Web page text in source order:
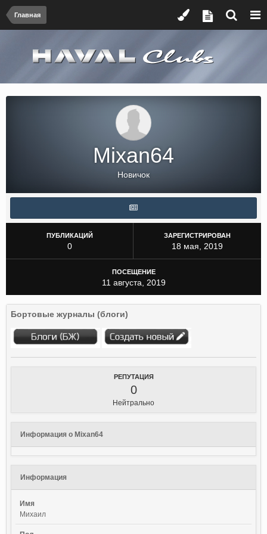
Главная
Mixan64
Новичок
ПУБЛИКАЦИЙ
0
ЗАРЕГИСТРИРОВАН
18 мая, 2019
ПОСЕЩЕНИЕ
11 августа, 2019
Бортовые журналы (блоги)
РЕПУТАЦИЯ
0
Нейтрально
Информация о Mixan64
Информация
Имя
Михаил